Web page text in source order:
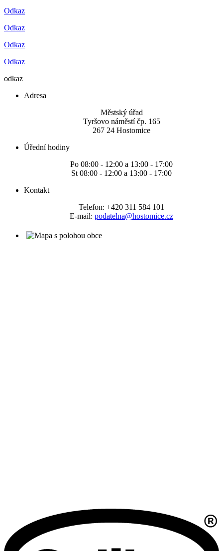
Odkaz
Odkaz
Odkaz
Odkaz
odkaz
Adresa
Městský úřad
Tyršovo náměstí čp. 165
267 24 Hostomice
Úřední hodiny
Po 08:00 - 12:00 a 13:00 - 17:00
St 08:00 - 12:00 a 13:00 - 17:00
Kontakt
Telefon: +420 311 584 101
E-mail: podatelna@hostomice.cz